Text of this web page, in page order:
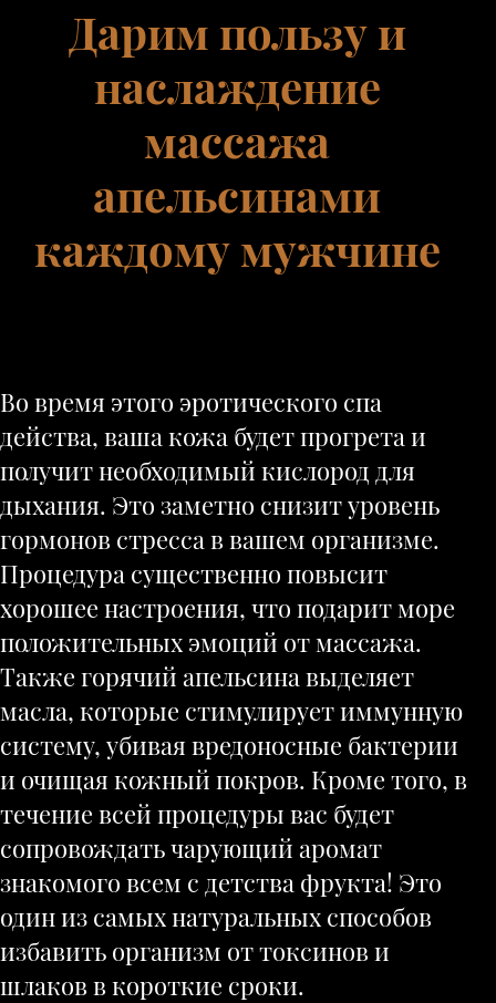
Дарим пользу и
наслаждение
массажа
апельсинами
каждому мужчине
Во время этого эротического спа
действа, ваша кожа будет прогрета и
получит необходимый кислород для
дыхания. Это заметно снизит уровень
гормонов стресса в вашем организме.
Процедура существенно повысит
хорошее настроения, что подарит море
положительных эмоций от массажа.
Также горячий апельсина выделяет
масла, которые стимулирует иммунную
систему, убивая вредоносные бактерии
и очищая кожный покров. Кроме того, в
течение всей процедуры вас будет
сопровождать чарующий аромат
знакомого всем с детства фрукта! Это
один из самых натуральных способов
избавить организм от токсинов и
шлаков в короткие сроки.